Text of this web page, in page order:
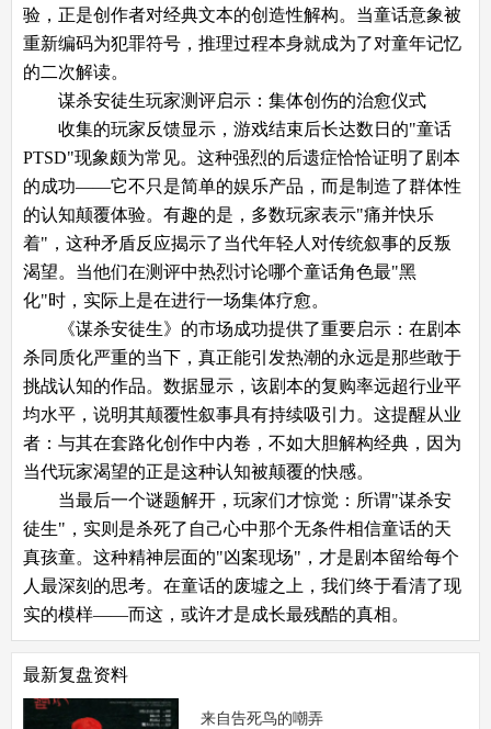
验，正是创作者对经典文本的创造性解构。当童话意象被
重新编码为犯罪符号，推理过程本身就成为了对童年记忆
的二次解读。
​​谋杀安徒生玩家测评启示：集体创伤的治愈仪式​​
收集的玩家反馈显示，游戏结束后长达数日的"童话
PTSD"现象颇为常见。这种强烈的后遗症恰恰证明了剧本
的成功——它不只是简单的娱乐产品，而是制造了群体性
的认知颠覆体验。有趣的是，多数玩家表示"痛并快乐
着"，这种矛盾反应揭示了当代年轻人对传统叙事的反叛
渴望。当他们在测评中热烈讨论哪个童话角色最"黑
化"时，实际上是在进行一场集体疗愈。
《谋杀安徒生》的市场成功提供了重要启示：在剧本
杀同质化严重的当下，真正能引发热潮的永远是那些敢于
挑战认知的作品。数据显示，该剧本的复购率远超行业平
均水平，说明其颠覆性叙事具有持续吸引力。这提醒从业
者：与其在套路化创作中内卷，不如大胆解构经典，因为
当代玩家渴望的正是这种认知被颠覆的快感。
当最后一个谜题解开，玩家们才惊觉：所谓"谋杀安
徒生"，实则是杀死了自己心中那个无条件相信童话的天
真孩童。这种精神层面的"凶案现场"，才是剧本留给每个
人最深刻的思考。在童话的废墟之上，我们终于看清了现
实的模样——而这，或许才是成长最残酷的真相。
最新复盘资料
来自告死鸟的嘲弄